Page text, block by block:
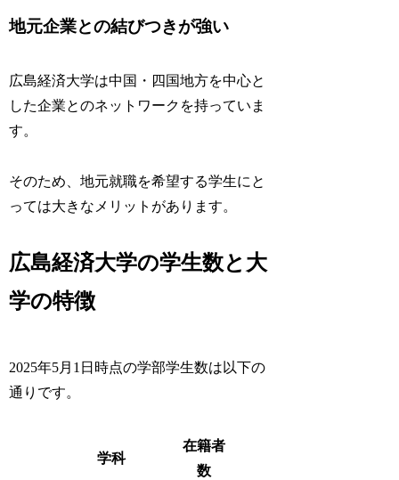
地元企業との結びつきが強い
広島経済大学は中国・四国地方を中心と
した企業とのネットワークを持っていま
す。
そのため、地元就職を希望する学生にと
っては大きなメリットがあります。
広島経済大学の学生数と大
学の特徴
2025年5月1日時点の学部学生数は以下の
通りです。
学科
在籍者
数